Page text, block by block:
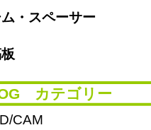
・スペーサー
カテゴリー
CAM